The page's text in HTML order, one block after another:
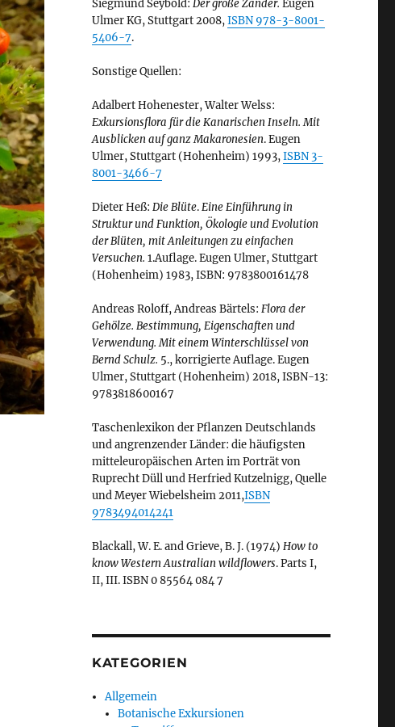
Siegmund Seybold: Der große Zander. Eugen
Ulmer KG, Stuttgart 2008,ISBN 978-3-8001-
5406-7.
Sonstige Quellen:
Adalbert Hohenester, Walter Welss:
Exkursionsflora für die Kanarischen Inseln. Mit
Ausblicken auf ganz Makaronesien. Eugen
Ulmer, Stuttgart (Hohenheim) 1993,ISBN 3-
8001-3466-7
Dieter Heß: Die Blüte.Eine Einführung in
Struktur und Funktion, Ökologie und Evolution
der Blüten, mit Anleitungen zu einfachen
Versuchen. 1.Auflage. Eugen Ulmer, Stuttgart
(Hohenheim) 1983, ISBN: 9783800161478
Andreas Roloff, Andreas Bärtels: Flora der
Gehölze. Bestimmung, Eigenschaften und
Verwendung. Mit einem Winterschlüssel von
Bernd Schulz. 5., korrigierte Auflage. Eugen
Ulmer, Stuttgart (Hohenheim) 2018, ISBN-13:
9783818600167
Taschenlexikon der Pflanzen Deutschlands
und angrenzender Länder: die häufigsten
mitteleuropäischen Arten im Porträt von
Ruprecht Düll und Herfried Kutzelnigg, Quelle
und Meyer Wiebelsheim 2011,ISBN
9783494014241
Blackall, W. E. and Grieve, B. J. (1974) How to
know Western Australian wildflowers. Parts I,
II, III. ISBN 0 85564 084 7
KATEGORIEN
Allgemein
Botanische Exkursionen